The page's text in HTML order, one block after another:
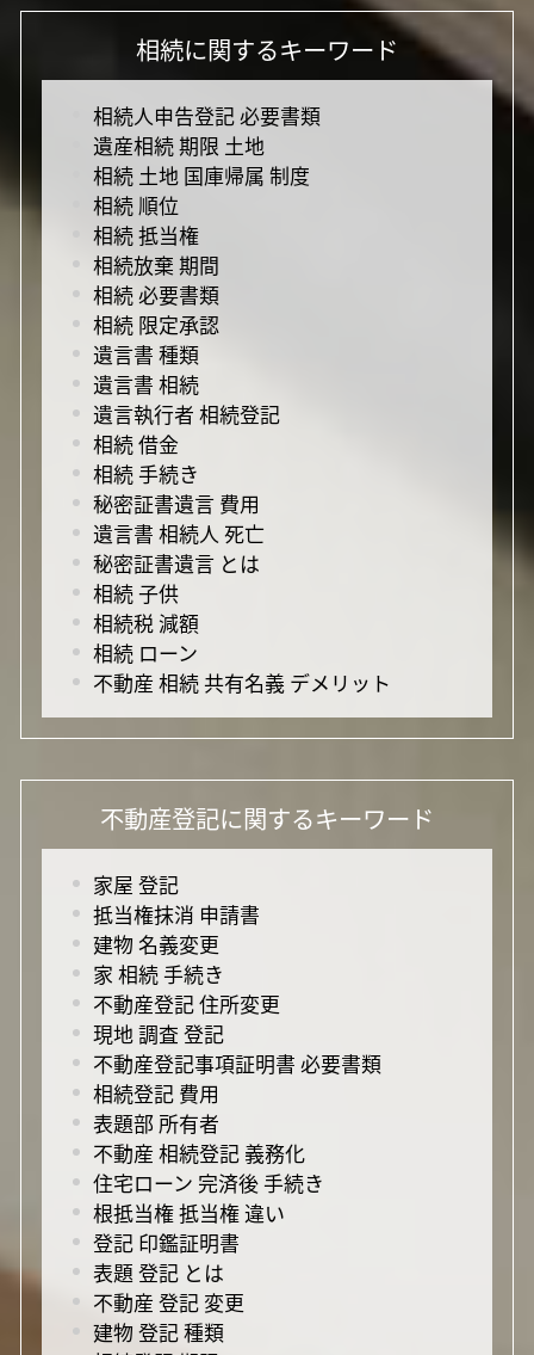
相続に関するキーワード
相続人申告登記 必要書類
遺産相続 期限 土地
相続 土地 国庫帰属 制度
相続 順位
相続 抵当権
相続放棄 期間
相続 必要書類
相続 限定承認
遺言書 種類
遺言書 相続
遺言執行者 相続登記
相続 借金
相続 手続き
秘密証書遺言 費用
遺言書 相続人 死亡
秘密証書遺言 とは
相続 子供
相続税 減額
相続 ローン
不動産 相続 共有名義 デメリット
不動産登記に関するキーワード
家屋 登記
抵当権抹消 申請書
建物 名義変更
家 相続 手続き
不動産登記 住所変更
現地 調査 登記
不動産登記事項証明書 必要書類
相続登記 費用
表題部 所有者
不動産 相続登記 義務化
住宅ローン 完済後 手続き
根抵当権 抵当権 違い
登記 印鑑証明書
表題 登記 とは
不動産 登記 変更
建物 登記 種類